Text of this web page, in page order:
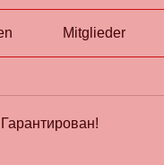
Mitglieder